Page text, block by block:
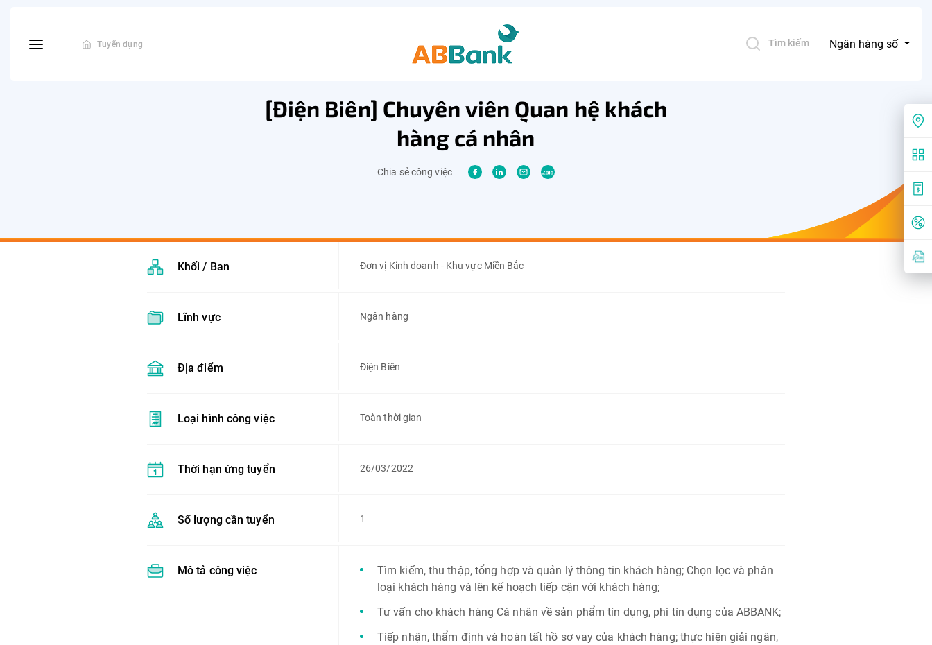
Tuyển dụng Tìm kiếm Ngân hàng số
[Điện Biên] Chuyên viên Quan hệ khách
hàng cá nhân
Chia sẻ công việc
Khối / Ban Đơn vị Kinh doanh - Khu vực Miền Bắc
Lĩnh vực Ngân hàng
Địa điểm Điện Biên
Loại hình công việc Toàn thời gian
Thời hạn ứng tuyển 26/03/2022
Số lượng cần tuyển 1
Mô tả công việc
Tìm kiếm, thu thập, tổng hợp và quản lý thông tin khách hàng; Chọn lọc và phân
loại khách hàng và lên kế hoạch tiếp cận với khách hàng;
Tư vấn cho khách hàng Cá nhân về sản phẩm tín dụng, phi tín dụng của ABBANK;
Tiếp nhận, thẩm định và hoàn tất hồ sơ vay của khách hàng; thực hiện giải ngân,